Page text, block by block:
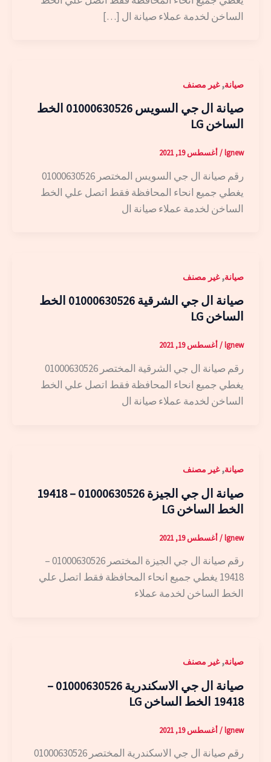
الساخن لخدمة عملاء صيانة ال […]
صيانة,غير مصنف
صيانة ال جي السويس 01000630526 الخط
الساخن LG
lgnew
/أغسطس 19, 2021
رقم صيانة ال جي السويس المختصر 01000630526
يغطي جميع انحاء المحافظة فقط اتصل علي الخط
الساخن لخدمة عملاء صيانة ال
صيانة,غير مصنف
صيانة ال جي الشرقية 01000630526 الخط
الساخن LG
lgnew
/ أغسطس 19, 2021
رقم صيانة ال جي الشرقية المختصر 01000630526
يغطي جميع انحاء المحافظة فقط اتصل علي الخط
الساخن لخدمة عملاء صيانة ال
صيانة,غير مصنف
صيانة ال جي الجيزة 01000630526 – 19418
الخط الساخن LG
lgnew
/أغسطس 19, 2021
رقم صيانة ال جي الجيزة المختصر 01000630526 –
19418 يغطي جميع انحاء المحافظة فقط اتصل علي
الخط الساخن لخدمة عملاء
صيانة,غير مصنف
صيانة ال جي الاسكندرية 01000630526 –
19418 الخط الساخن LG
lgnew
/أغسطس 19, 2021
رقم صيانة ال جي الاسكندرية المختصر 01000630526